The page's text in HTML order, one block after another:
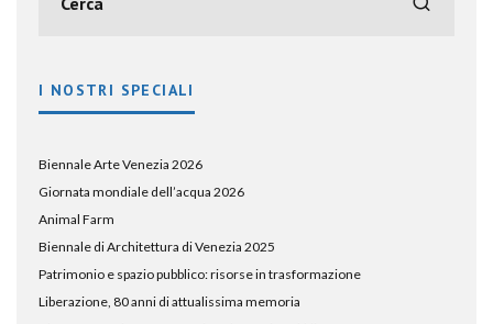
I NOSTRI SPECIALI
Biennale Arte Venezia 2026
Giornata mondiale dell’acqua 2026
Animal Farm
Biennale di Architettura di Venezia 2025
Patrimonio e spazio pubblico: risorse in trasformazione
Liberazione, 80 anni di attualissima memoria